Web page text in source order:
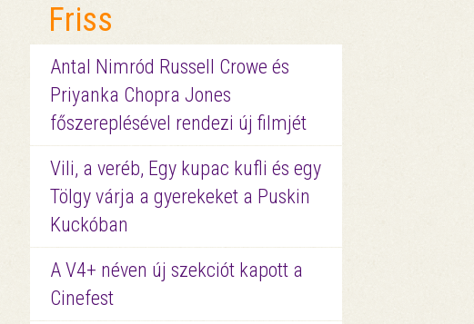
Friss
Antal Nimród Russell Crowe és
Priyanka Chopra Jones
főszereplésével rendezi új filmjét
Vili, a veréb, Egy kupac kufli és egy
Tölgy várja a gyerekeket a Puskin
Kuckóban
A V4+ néven új szekciót kapott a
Cinefest